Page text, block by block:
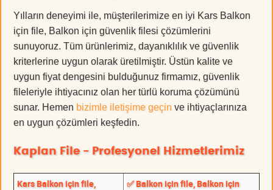
Yılların deneyimi ile, müşterilerimize en iyi Kars Balkon
için file, Balkon için güvenlik filesi çözümlerini
sunuyoruz. Tüm ürünlerimiz, dayanıklılık ve güvenlik
kriterlerine uygun olarak üretilmiştir. Üstün kalite ve
uygun fiyat dengesini bulduğunuz firmamız, güvenlik
fileleriyle ihtiyacınız olan her türlü koruma çözümünü
sunar. Hemen bizimle iletişime geçin ve ihtiyaçlarınıza
en uygun çözümleri keşfedin.
Kaplan File - Profesyonel Hizmetlerimiz
Kars Balkon için file,
✅ Balkon için file, Balkon için